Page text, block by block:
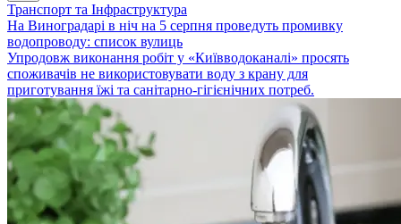
Транспорт та Інфраструктура
На Виноградарі в ніч на 5 серпня проведуть промивку
водопроводу: список вулиць
Упродовж виконання робіт у «Київводоканалі» просять
споживачів не використовувати воду з крану для
приготування їжі та санітарно-гігієнічних потреб.